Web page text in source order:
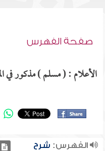
صفحة الفهرس
الأعلام : ( مسلم ) مذكور في
الفهرس: شرح